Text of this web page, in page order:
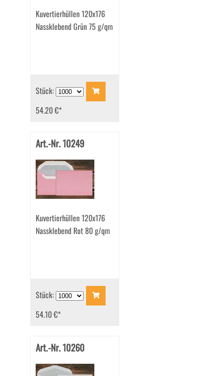
Kuvertierhüllen 120x176
Nassklebend Grün 75 g/qm
Stück:
54.20 €*
Art.-Nr. 10249
Kuvertierhüllen 120x176
Nassklebend Rot 80 g/qm
Stück:
54.10 €*
Art.-Nr. 10260